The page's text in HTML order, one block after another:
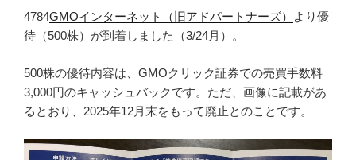
4784GMOインターネット（旧アドパートナーズ）
より優
待（500株）が到着しました（3/24月）。
500株の優待内容は、GMOクリック証券での売買手数料
3,000円のキャッシュバックです。ただ、画像に記載があ
るとおり、2025年12月末をもって廃止とのことです。